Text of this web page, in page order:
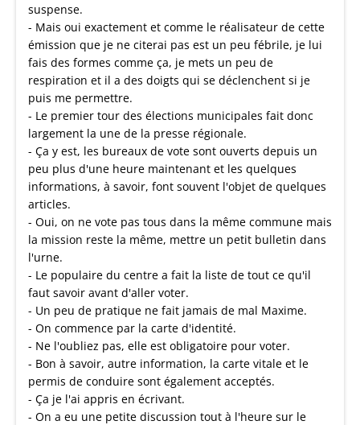
suspense.
- Mais oui exactement et comme le réalisateur de cette
émission que je ne citerai pas est un peu fébrile, je lui
fais des formes comme ça, je mets un peu de
respiration et il a des doigts qui se déclenchent si je
puis me permettre.
- Le premier tour des élections municipales fait donc
largement la une de la presse régionale.
- Ça y est, les bureaux de vote sont ouverts depuis un
peu plus d'une heure maintenant et les quelques
informations, à savoir, font souvent l'objet de quelques
articles.
- Oui, on ne vote pas tous dans la même commune mais
la mission reste la même, mettre un petit bulletin dans
l'urne.
- Le populaire du centre a fait la liste de tout ce qu'il
faut savoir avant d'aller voter.
- Un peu de pratique ne fait jamais de mal Maxime.
- On commence par la carte d'identité.
- Ne l'oubliez pas, elle est obligatoire pour voter.
- Bon à savoir, autre information, la carte vitale et le
permis de conduire sont également acceptés.
- Ça je l'ai appris en écrivant.
- On a eu une petite discussion tout à l'heure sur le